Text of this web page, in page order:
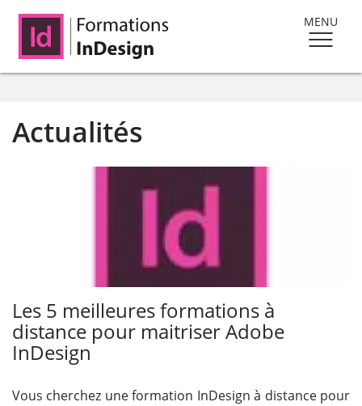
MENU
Actualités
Les 5 meilleures formations à
distance pour maitriser Adobe
InDesign
Vous cherchez une formation InDesign à distance pour